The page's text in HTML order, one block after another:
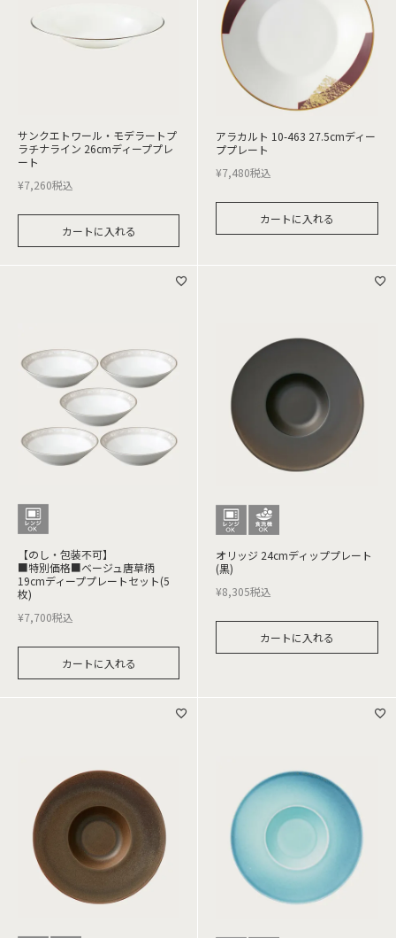
サンクエトワール・モデラートプ
ラチナライン 26cmディーププレ
ート
¥7,260税込
カートに入れる
アラカルト 10-463 27.5cmディー
ププレート
¥7,480税込
カートに入れる
【のし・包装不可】
■特別価格■ベージュ唐草柄
19cmディーププレートセット(5
枚)
¥7,700税込
カートに入れる
オリッジ 24cmディッププレート
(黒)
¥8,305税込
カートに入れる